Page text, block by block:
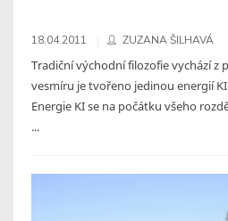
18.04.2011 ZUZANA ŠILHAVÁ
Tradiční východní filozofie vychází z
vesmíru je tvořeno jedinou energií
Energie KI se na počátku všeho
...